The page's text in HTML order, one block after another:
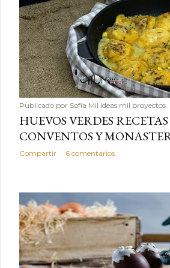
Publicado por Sofía Mil ideas mil proyectos
HUEVOS VERDES
CONVENTOS Y
Compartir 6 comentarios